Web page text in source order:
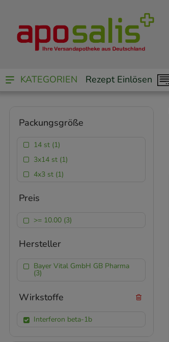
KATEGORIEN Rezept Einlösen
Packungsgröße
14 st (1)
3x14 st (1)
4x3 st (1)
Preis
>= 10.00 (3)
Hersteller
Bayer Vital GmbH GB Pharma
(3)
Wirkstoffe
Interferon beta-1b